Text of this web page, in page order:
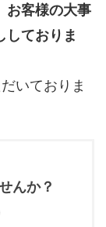
お客様の大事
しておりま
いておりま
んか？